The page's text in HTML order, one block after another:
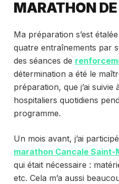
MARATHON
Ma préparation s’est
quatre entraînements par
des séances de
détermination a été le
préparation, que j’ai suivie
hospitaliers quotidiens
programme.
Un mois avant, j’ai
marathon Cancale Saint-
qui était nécessaire :
etc. Cela m’a aussi